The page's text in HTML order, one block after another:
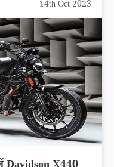
14th Oct 2023